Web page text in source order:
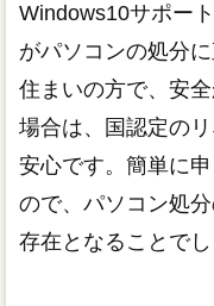
Windows10サポー
がパソコンの処分
住まいの方で、安
場合は、国認定の
安心です。簡単に
ので、パソコン処
存在となることでし